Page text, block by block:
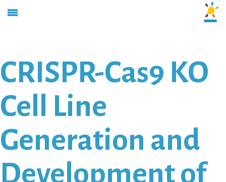
CRISPR-Cas9 KO
Cell Line
Generation and
Development of